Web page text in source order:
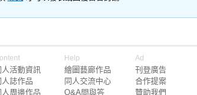
人活動資訊
人誌作品
人周邊作品
Help
繪圖藝廊作品
同人交流中心
Q&A問與答
Ad
刊登廣告
合作提案
贊助我們